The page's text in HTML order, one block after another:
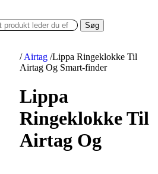
Søg
/ Airtag /Lippa Ringeklokke Til
Airtag Og Smart-finder
Lippa
Ringeklokke Til
Airtag Og